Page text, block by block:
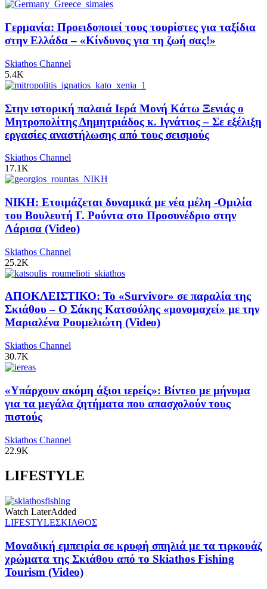
Γερμανία: Προειδοποιεί τους τουρίστες για ταξίδια
στην Ελλάδα – «Κίνδυνος για τη ζωή σας!»
Skiathos Channel
5.4K
Στην ιστορική παλαιά Ιερά Μονή Κάτω Ξενιάς ο
Μητροπολίτης Δημητριάδος κ. Ιγνάτιος – Σε εξέλιξη
εργασίες αναστήλωσης από τους σεισμούς
Skiathos Channel
17.1K
ΝΙΚΗ: Ετοιμάζεται δυναμικά με νέα μέλη -Ομιλία
του Βουλευτή Γ. Ρούντα στο Προσυνέδριο στην
Λάρισα (Video)
Skiathos Channel
25.2K
ΑΠΟΚΛΕΙΣΤΙΚΟ: Το «Survivor» σε παραλία της
Σκιάθου – Ο Σάκης Κατσούλης «μονομαχεί» με την
Μαριαλένα Ρουμελιώτη (Video)
Skiathos Channel
30.7K
«Υπάρχουν ακόμη άξιοι ιερείς»: Βίντεο με μήνυμα
για τα μεγάλα ζητήματα που απασχολούν τους
πιστούς
Skiathos Channel
22.9K
LIFESTYLE
Watch LaterAdded
LIFESTYLEΣΚΙΑΘΟΣ
Μοναδική εμπειρία σε κρυφή σπηλιά με τα τιρκουάζ
χρώματα της Σκιάθου από το Skiathos Fishing
Tourism (Video)